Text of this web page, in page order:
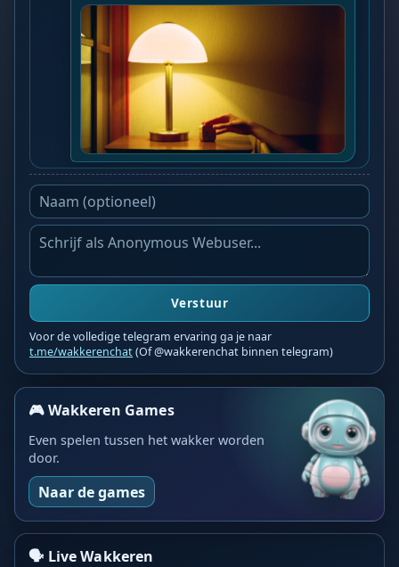
Verstuur
Voor de volledige telegram ervaring ga je naar
t.me/wakkerenchat(Of @wakkerenchat binnen telegram)
🎮 Wakkeren Games
Even spelen tussen het wakker worden
door.
Naar de games
🗣️ Live Wakkeren